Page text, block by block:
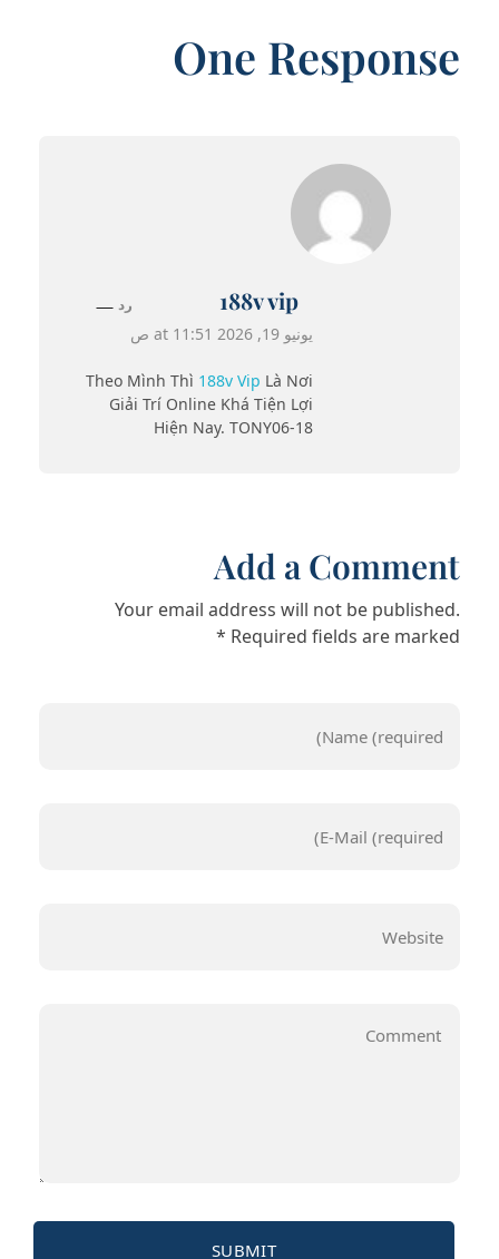
One Response
188v vip
يونيو 19, 2026 at 11:51 ص
Theo Mình Thì 188v Vip Là Nơi
Giải Trí Online Khá Tiện Lợi
Hiện Nay. TONY06-18
رد
Add a Comment
Your email address will not be published.
Required fields are marked *